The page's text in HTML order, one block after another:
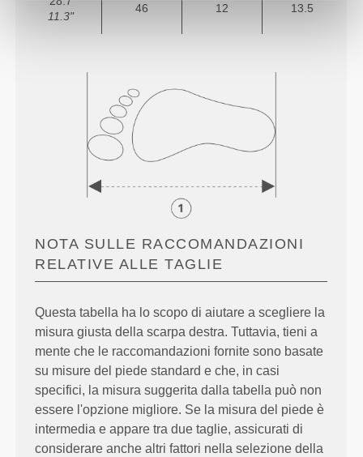
11.3"
46 12 13.5
NOTA SULLE RACCOMANDAZIONI
RELATIVE ALLE TAGLIE
Questa tabella ha lo scopo di aiutare a scegliere la
misura giusta della scarpa destra. Tuttavia, tieni a
mente che le raccomandazioni fornite sono basate
su misure del piede standard e che, in casi
specifici, la misura suggerita dalla tabella può non
essere l'opzione migliore. Se la misura del piede è
intermedia e appare tra due taglie, assicurati di
considerare anche altri fattori nella selezione della